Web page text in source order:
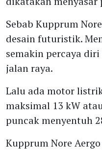
Sebab Kupprum
desain futuristik.
semakin percaya
jalan raya.
Lalu ada motor
maksimal 13 kW
puncak menyentuh
Kupprum Nore